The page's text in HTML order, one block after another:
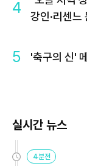
4
강인·리센
5 '축구의 신'
실시간 뉴스
4분전